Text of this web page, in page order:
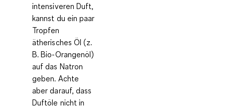
intensiveren Duft,
kannst du ein paar
Tropfen
ätherisches Öl (z.
B. Bio-Orangenöl)
auf das Natron
geben. Achte
aber darauf, dass
Duftöle nicht in